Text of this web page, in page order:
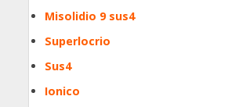
Misolidio 9 sus4
Superlocrio
Sus4
Ionico